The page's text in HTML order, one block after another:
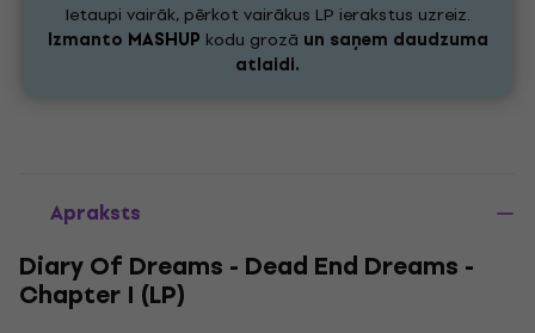
Ietaupi vairāk, pērkot vairākus LP ierakstus uzreiz.
Izmanto MASHUP kodu grozā un saņem daudzuma
atlaidi.
Apraksts
Diary Of Dreams - Dead End Dreams -
Chapter I (LP)